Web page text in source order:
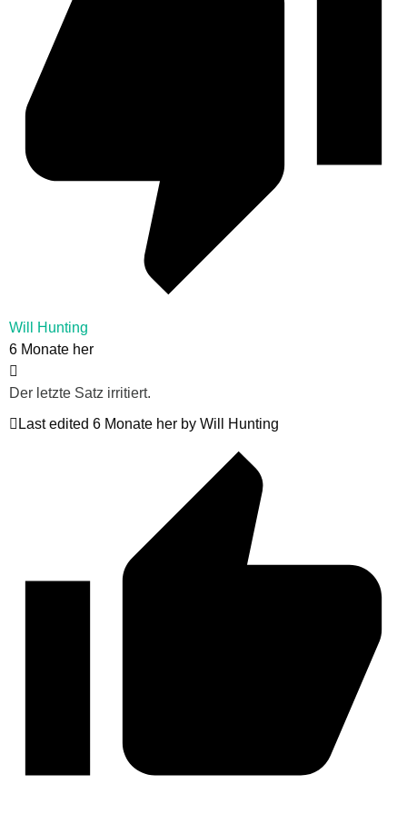
Will Hunting
6 Monate her
Der letzte Satz irritiert.
Last edited 6 Monate her by Will Hunting